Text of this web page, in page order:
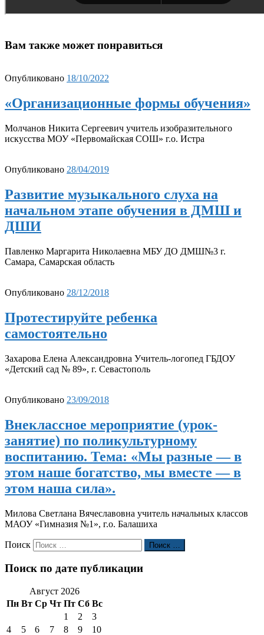
Вам также может понравиться
Опубликовано 18/10/2022
«Организационные формы обучения»
Молчанов Никита Сергеевич учитель изобразительного
искусства МОУ «Первомайская СОШ» г.о. Истра
Опубликовано 28/04/2019
Развитие музыкального слуха на
начальном этапе обучения в ДМШ и
ДШИ
Павленко Маргарита Николаевна МБУ ДО ДМШ№3 г.
Самара, Самарская область
Опубликовано 28/12/2018
Протестируйте ребенка
самостоятельно
Захарова Елена Александровна Учитель-логопед ГБДОУ
«Детский сад № 89», г. Севастополь
Опубликовано 23/09/2018
Внеклассное мероприятие (урок-
занятие) по поликультурному
воспитанию. Тема: «Мы разные — в
этом наше богатство, мы вместе — в
этом наша сила».
Милова Светлана Вячеславовна учитель начальных классов
МАОУ «Гимназия №1», г.о. Балашиха
Поиск Поиск …
Поиск по дате публикации
Август 2026
Пн Вт Ср Чт Пт Сб Вс
1
2
3
4
5 6 7 8 9
10